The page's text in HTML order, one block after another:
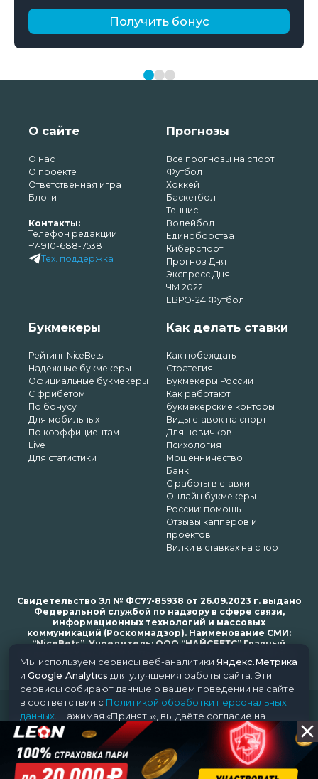
Получить бонус
О сайте
О нас
О проекте
Ответственная игра
Блоги
Контакты:
Телефон редакции
+7-910-688-7538
Тех. поддержка
Прогнозы
Все прогнозы на спорт
Футбол
Хоккей
Баскетбол
Теннис
Волейбол
Единоборства
Киберспорт
Прогноз Дня
Экспресс Дня
ЧМ 2022
ЕВРО-24 Футбол
Букмекеры
Рейтинг NiceBets
Надежные букмекеры
Официальные букмекеры
С фрибетом
По бонусу
Для мобильных
По коэффициентам
Live
Для статистики
Как делать ставки
Как побеждать
Стратегия
Букмекеры России
Как работают
букмекерские конторы
Виды ставок на спорт
Для новичков
Психология
Мошенничество
Банк
С работы в ставки
Онлайн букмекеры
России: помощь
Отзывы капперов и
проектов
Вилки в ставках на спорт
Свидетельство Эл № ФС77-85938 от 26.09.2023 г. выдано
Федеральной службой по надзору в сфере связи,
информационных технологий и массовых
коммуникаций (Роскомнадзор). Наименование СМИ:
“NiceBets”. Учредитель: ООО “НАЙСБЕТС” Главный
bets.ru
© 2018-2024 NiceBets. 18+
Мы используем сервисы веб-аналитики Яндекс.Метрика
и Google Analytics для улучшения работы сайта. Эти
сервисы собирают данные о вашем поведении на сайте
в соответствии с Политикой обработки персональных
данных . Нажимая «Принять», вы даёте согласие на
обработку ваших данных этими сервисами.
Принять Отклонить